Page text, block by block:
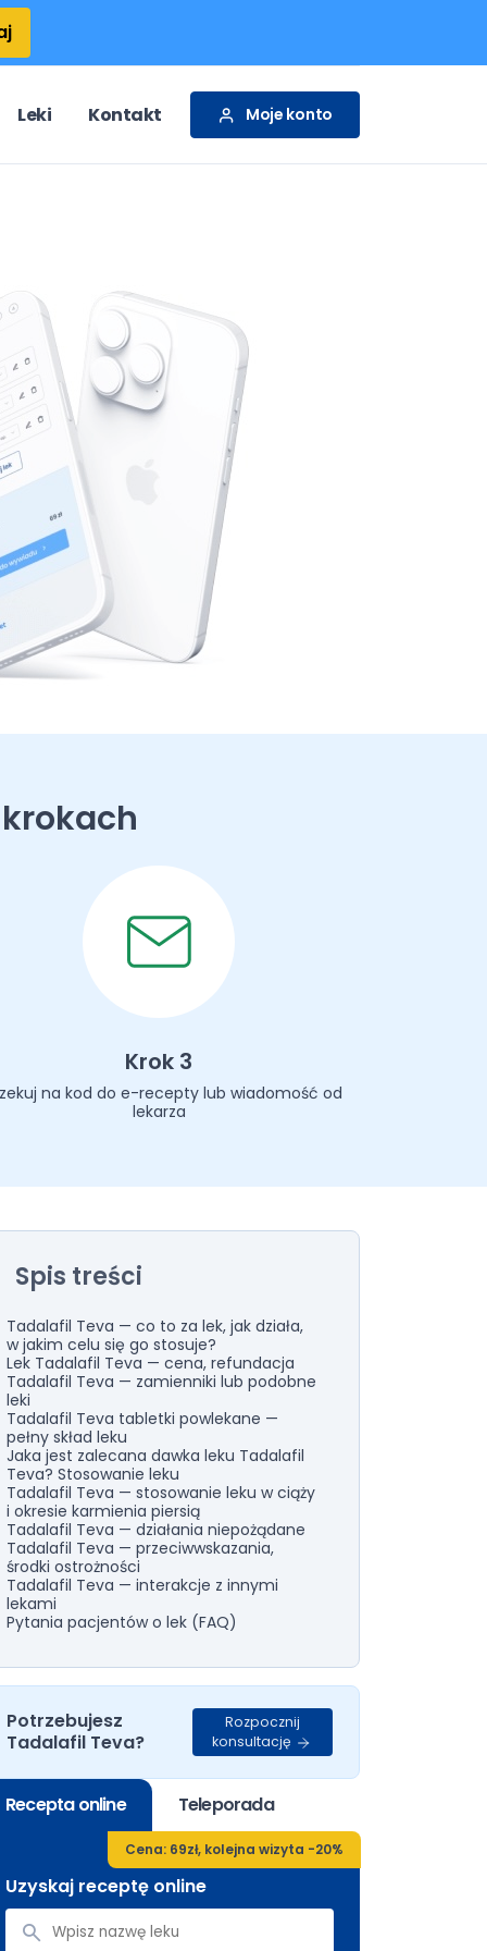
Leki Kontakt Moje konto
Krok 3
na kod do e-recepty lub wiadomość od
lekarza
Spis treści
Tadalafil Teva — co to za lek, jak działa,
w jakim celu się go stosuje?
Lek Tadalafil Teva — cena, refundacja
Tadalafil Teva — zamienniki lub podobne
leki
Tadalafil Teva tabletki powlekane —
pełny skład leku
Jaka jest zalecana dawka leku Tadalafil
Teva? Stosowanie leku
Tadalafil Teva — stosowanie leku w ciąży
i okresie karmienia piersią
Tadalafil Teva — działania niepożądane
Tadalafil Teva — przeciwwskazania,
środki ostrożności
Tadalafil Teva — interakcje z innymi
lekami
Pytania pacjentów o lek (FAQ)
Potrzebujesz
Tadalafil Teva?
Rozpocznij
konsultację
Recepta online Teleporada
Cena: 69zł, kolejna wizyta -20%
Uzyskaj receptę online